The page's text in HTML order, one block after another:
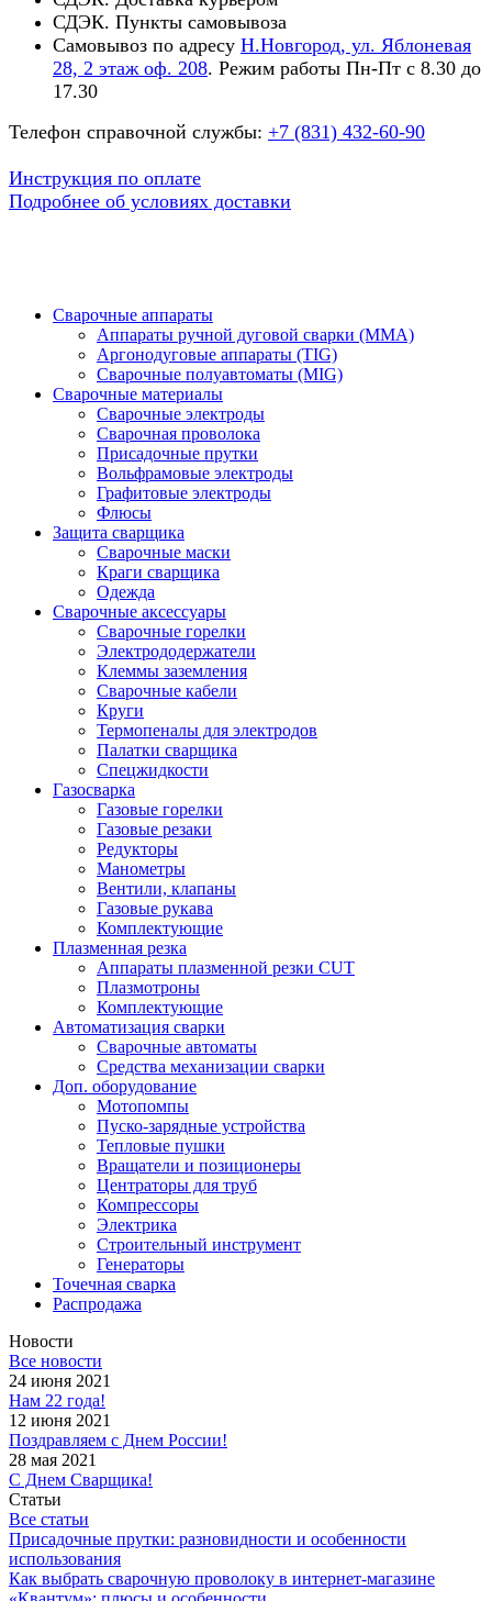
СДЭК. Пункты самовывоза
Самовывоз по адресу Н.Новгород, ул. Яблоневая
28, 2 этаж оф. 208. Режим работы Пн-Пт с 8.30 до
17.30
Телефон справочной службы: +7 (831) 432-60-90
Инструкция по оплате
Подробнее об условиях доставки
Сварочные аппараты
Аппараты ручной дуговой сварки (MMA)
Аргонодуговые аппараты (TIG)
Сварочные полуавтоматы (MIG)
Сварочные материалы
Сварочные электроды
Сварочная проволока
Присадочные прутки
Вольфрамовые электроды
Графитовые электроды
Флюсы
Защита сварщика
Сварочные маски
Краги сварщика
Одежда
Сварочные аксессуары
Сварочные горелки
Электрододержатели
Клеммы заземления
Сварочные кабели
Круги
Термопеналы для электродов
Палатки сварщика
Спецжидкости
Газосварка
Газовые горелки
Газовые резаки
Редукторы
Манометры
Вентили, клапаны
Газовые рукава
Комплектующие
Плазменная резка
Аппараты плазменной резки CUT
Плазмотроны
Комплектующие
Автоматизация сварки
Сварочные автоматы
Средства механизации сварки
Доп. оборудование
Мотопомпы
Пуско-зарядные устройства
Тепловые пушки
Вращатели и позиционеры
Центраторы для труб
Компрессоры
Электрика
Строительный инструмент
Генераторы
Точечная сварка
Распродажа
Новости
Все новости
24 июня 2021
Нам 22 года!
12 июня 2021
Поздравляем с Днем России!
28 мая 2021
С Днем Сварщика!
Статьи
Все статьи
Присадочные прутки: разновидности и особенности
использования
Как выбрать сварочную проволоку в интернет-магазине